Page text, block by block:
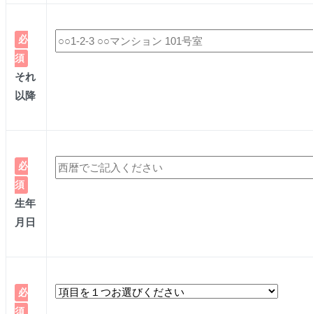
必
須
それ
以降
必
須
生年
月日
必
須